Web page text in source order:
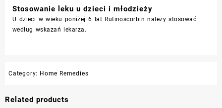
Stosowanie leku u dzieci i młodzieży
U dzieci w wieku poniżej 6 lat Rutinoscorbin nalezy stosować
według wskazań lekarza.
Category: Home Remedies
Related products